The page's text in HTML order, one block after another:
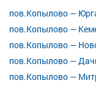
пов.Копылово —
пов.Копылово —
пов.Копылово —
пов.Копылово —
пов.Копылово —